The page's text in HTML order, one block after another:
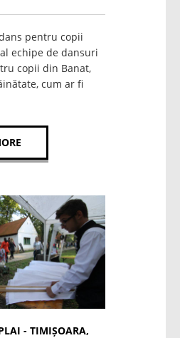
pentru copii
echipe de dansuri
copii din Banat,
cum ar fi
- TIMIȘOARA,